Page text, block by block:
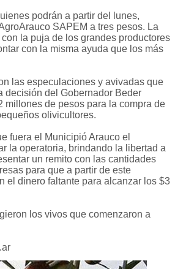
podrán a partir del lunes,
SAPEM a tres pesos. La
la puja de los grandes productores
con la misma ayuda que los más
las especulaciones y avivadas que
decisión del Gobernador Beder
millones de pesos para la compra de
olivicultores.
fuera el Municipió Arauco el
la operatoria, brindando la libertad a
un remito con las cantidades
para que a partir de este
el dinero faltante para alcanzar los $3
los vivos que comenzaron a